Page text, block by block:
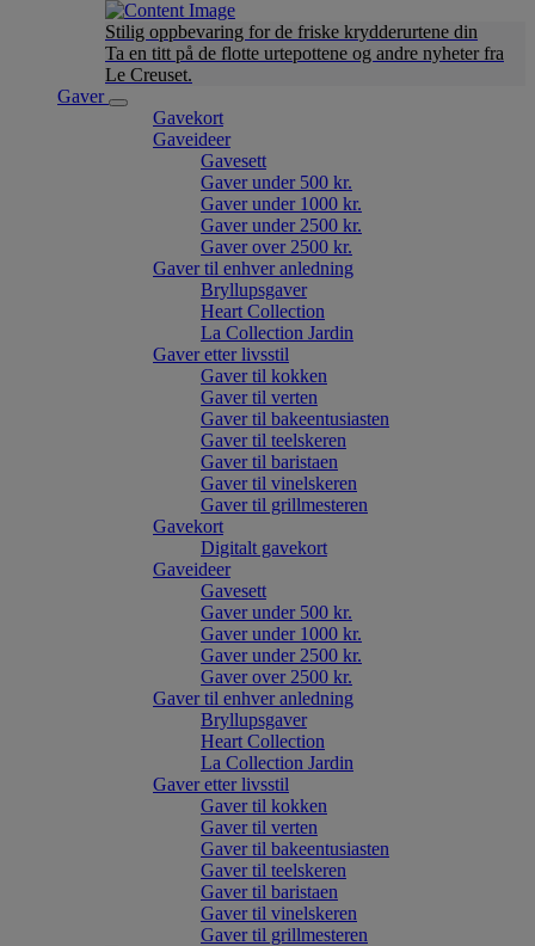
Stilig oppbevaring for de friske krydderurtene din
Ta en titt på de flotte urtepottene og andre nyheter fra
Le Creuset.
Gaver
Gavekort
Gaveideer
Gavesett
Gaver under 500 kr.
Gaver under 1000 kr.
Gaver under 2500 kr.
Gaver over 2500 kr.
Gaver til enhver anledning
Bryllupsgaver
Heart Collection
La Collection Jardin
Gaver etter livsstil
Gaver til kokken
Gaver til verten
Gaver til bakeentusiasten
Gaver til teelskeren
Gaver til baristaen
Gaver til vinelskeren
Gaver til grillmesteren
Gavekort
Digitalt gavekort
Gaveideer
Gavesett
Gaver under 500 kr.
Gaver under 1000 kr.
Gaver under 2500 kr.
Gaver over 2500 kr.
Gaver til enhver anledning
Bryllupsgaver
Heart Collection
La Collection Jardin
Gaver etter livsstil
Gaver til kokken
Gaver til verten
Gaver til bakeentusiasten
Gaver til teelskeren
Gaver til baristaen
Gaver til vinelskeren
Gaver til grillmesteren